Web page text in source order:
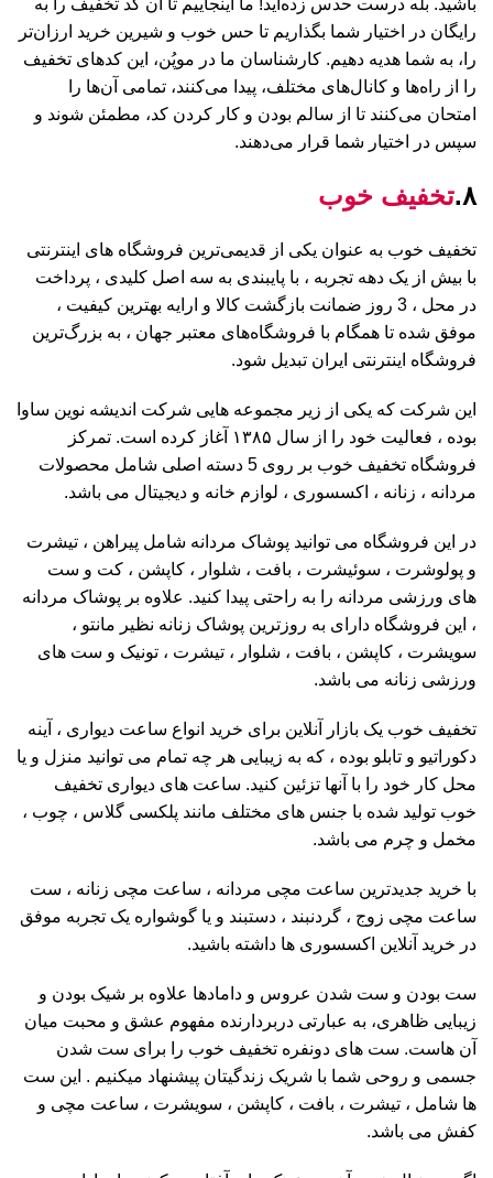
باشید. بله درست حدس زده‌اید! ما اینجاییم تا آن کد تخفیف را به
رایگان در اختیار شما بگذاریم تا حس خوب و شیرین خرید ارزان‌تر
را، به شما هدیه دهیم. کارشناسان ما در موپُن، این کدهای تخفیف
را از را‌ه‌ها و کانال‌های مختلف، پیدا می‌کنند، تمامی آن‌ها را
امتحان می‌کنند تا از سالم بودن و کار کردن کد، مطمئن شوند و
سپس در اختیار شما قرار می‌دهند.
۸. تخفیف خوب
تخفیف خوب به عنوان یکی از قدیمی‌ترین فروشگاه های اینترنتی
با بیش از یک دهه تجربه ، با پایبندی به سه اصل کلیدی ، پرداخت
در محل ، 3 روز ضمانت بازگشت کالا و ارایه بهترین کیفیت ،
موفق شده تا همگام با فروشگاه‌های معتبر جهان ، به بزرگ‌ترین
فروشگاه اینترنتی ایران تبدیل شود.
این شرکت که یکی از زیر مجموعه هایی شرکت اندیشه نوین ساوا
بوده ، فعالیت خود را از سال ۱۳۸۵ آغاز کرده است. تمرکز
فروشگاه تخفیف خوب بر روی 5 دسته اصلی شامل محصولات
مردانه ، زنانه ، اکسسوری ، لوازم خانه و دیجیتال می باشد.
در این فروشگاه می توانید پوشاک مردانه شامل پیراهن ، تیشرت
و پولوشرت ، سوئیشرت ، بافت ، شلوار ، کاپشن ، کت و ست
های ورزشی مردانه را به راحتی پیدا کنید. علاوه بر پوشاک مردانه
، این فروشگاه دارای به روزترین پوشاک زنانه نظیر مانتو ،
سویشرت ، کاپشن ، بافت ، شلوار ، تیشرت ، تونیک و ست های
ورزشی زنانه می باشد.
تخفیف خوب یک بازار آنلاین برای خرید انواع ساعت دیواری ، آینه
دکوراتیو و تابلو بوده ، که به زیبایی هر چه تمام می توانید منزل و یا
محل کار خود را با آنها تزئین کنید. ساعت های دیواری تخفیف
خوب تولید شده با جنس های مختلف مانند پلکسی گلاس ، چوب ،
مخمل و چرم می باشد.
با خرید جدیدترین ساعت مچی مردانه ، ساعت مچی زنانه ، ست
ساعت مچی زوج ، گردنبند ، دستبند و یا گوشواره یک تجربه موفق
در خرید آنلاین اکسسوری ها داشته باشید.
ست بودن و ست شدن عروس و دامادها علاوه بر شیک بودن و
زیبایی ظاهری، به عبارتی دربردارنده مفهوم عشق و محبت میان
آن هاست. ست های دونفره تخفیف خوب را برای ست شدن
جسمی و روحی شما با شریک زندگیتان پیشنهاد میکنیم . این ست
ها شامل ، تیشرت ، بافت ، کاپشن ، سویشرت ، ساعت مچی و
کفش می باشد.